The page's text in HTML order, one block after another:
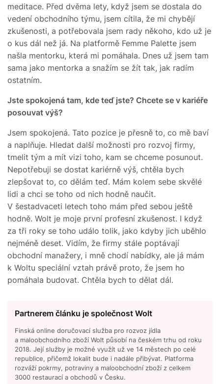
meditace. Před dvěma lety, když jsem se dostala do
vedení obchodního týmu, jsem cítila, že mi chybějí
zkušenosti, a potřebovala jsem rady někoho, kdo už je
o kus dál než já. Na platformě Femme Palette jsem
našla mentorku, která mi pomáhala. Dnes už jsem tam
sama jako mentorka a snažím se žít tak, jak radím
ostatním.
Jste spokojená tam, kde teď jste? Chcete se v kariéře
posouvat výš?
Jsem spokojená. Tato pozice je přesně to, co mě baví
a naplňuje. Hledat další možnosti pro rozvoj firmy,
tmelit tým a mít vizi toho, kam se chceme posunout.
Nepotřebuji se dostat kariérně výš, chtěla bych
zlepšovat to, co dělám teď. Mám kolem sebe skvělé
lidi a chci se toho od nich hodně naučit.
V šestadvaceti letech toho mám před sebou ještě
hodně. Wolt je moje první profesní zkušenost. I když
za tři roky se toho událo tolik, jako kdyby jich uběhlo
nejméně deset. Vidím, že firmy stále poptávají
obchodní manažery, i mně chodí nabídky, ale já mám
k Woltu speciální vztah právě proto, že jsem ho
pomáhala budovat. Chtěla bych to dělat dál.
Partnerem článku je společnost Wolt
Finská online doručovací služba pro rozvoz jídla
a maloobchodního zboží Wolt působí na českém trhu od roku
2018. Její služby je možné využít už ve 14 městech po celé
republice, přičemž lokalit bude i nadále přibývat. Platforma
rozváží pokrmy, potraviny a maloobchodní zboží z celkem
3000 restaurací a obchodů v Česku.